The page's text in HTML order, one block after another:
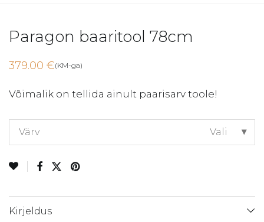
Paragon baaritool 78cm
379.00 €(KM-ga)
Võimalik on tellida ainult paarisarv toole!
Värv Vali
Kirjeldus